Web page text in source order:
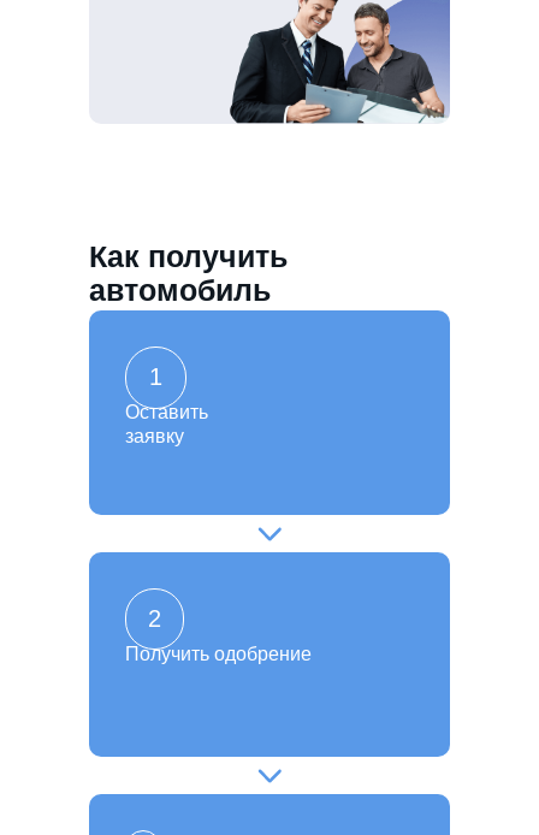
Как получить
автомобиль
Получить одобрение
2
Оставить
заявку
1